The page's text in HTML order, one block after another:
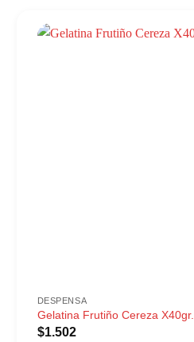
DESPENSA
Gelatina Frutiño Cereza X40gr.
$1.502